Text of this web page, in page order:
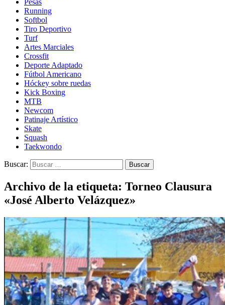
Pesas
Running
Softbol
Tiro Deportivo
Turf
Artes Marciales
Crossfit
Deporte Adaptado
Fútbol Americano
Hóckey sobre ruedas
Kick Boxing
MTB
Newcom
Patinaje Artístico
Skate
Squash
Taekwondo
Buscar:
Archivo de la etiqueta: Torneo Clausura
«José Alberto Velázquez»